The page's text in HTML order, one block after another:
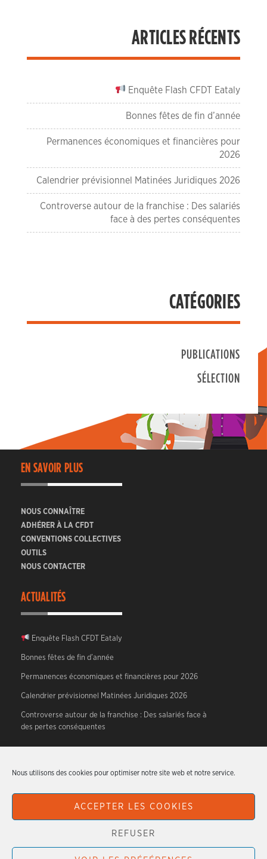
Nous utilisons des cookies pour optimiser notre site web et notre service.
ACCEPTER LES COOKIES
REFUSER
ARTICLES RÉCENTS
Enquête Flash CFDT Eataly
Bonnes fêtes de fin d’année
Permanences économiques et financières pour
2026
Calendrier prévisionnel Matinées Juridiques 2026
Controverse autour de la franchise : Des salariés
face à des pertes conséquentes
CATÉGORIES
PUBLICATIONS
SÉLECTION
EN SAVOIR PLUS
NOUS CONNAÎTRE
ADHÉRER À LA CFDT
CONVENTIONS COLLECTIVES
OUTILS
NOUS CONTACTER
ACTUALITÉS
Enquête Flash CFDT Eataly
Bonnes fêtes de fin d’année
Permanences économiques et financières pour 2026
Calendrier prévisionnel Matinées Juridiques 2026
Controverse autour de la franchise : Des salariés face à
des pertes conséquentes
CFDT HTR – Hotellerie, Tourisme, Restauration.
Articles originaux écrits par les militants du syndicat.